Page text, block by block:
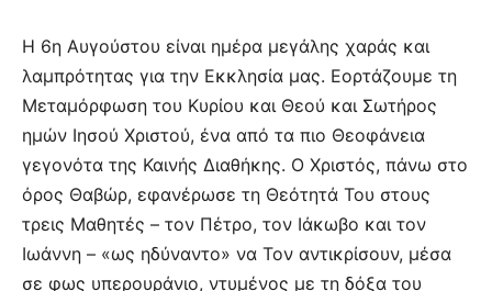
Η 6η Αυγούστου είναι ημέρα μεγάλης χαράς και
λαμπρότητας για την Εκκλησία μας. Εορτάζουμε τη
Μεταμόρφωση του Κυρίου και Θεού και Σωτήρος
ημών Ιησού Χριστού, ένα από τα πιο Θεοφάνεια
γεγονότα της Καινής Διαθήκης. Ο Χριστός, πάνω στο
όρος Θαβώρ, εφανέρωσε τη Θεότητά Του στους
τρεις Μαθητές – τον Πέτρο, τον Ιάκωβο και τον
Ιωάννη – «ως ηδύναντο» να Τον αντικρίσουν, μέσα
σε φως υπερουράνιο, ντυμένος με τη δόξα του